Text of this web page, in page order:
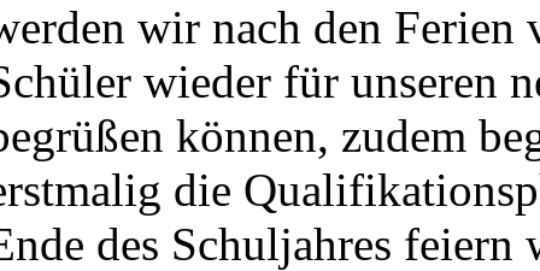
wir nach den Ferien
wieder für unseren
können, zudem
die
des Schuljahres